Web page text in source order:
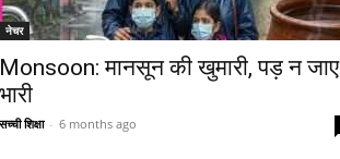
नेचर
Monsoon: मानसून की खुमारी, पड़ न जाए
भारी
सच्ची शिक्षा - 6 months ago